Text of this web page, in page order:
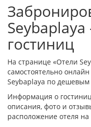
гостиниц
На странице «Отели
самостоятельно
Seybaplaya по
Информация о
описания, фото и
расположение отеля